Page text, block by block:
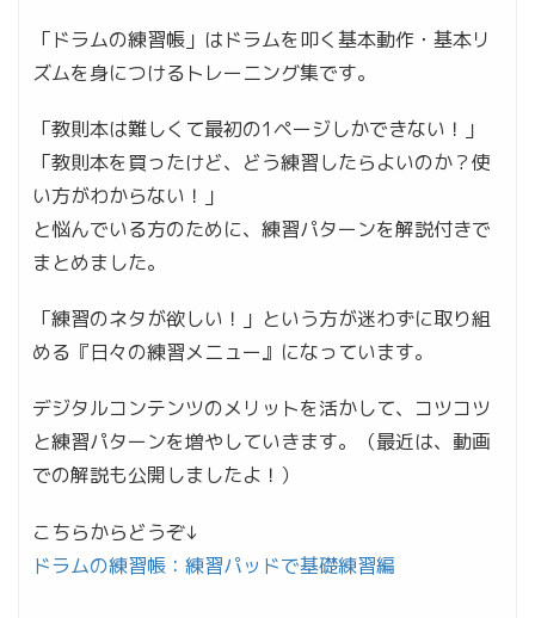
「ドラムの練習帳」はドラムを叩く基本動作・基本リ
ズムを身につけるトレーニング集です。
「教則本は難しくて最初の1ページしかできない！」
「教則本を買ったけど、どう練習したらよいのか？使
い方がわからない！」
と悩んでいる方のために、練習パターンを解説付きで
まとめました。
「練習のネタが欲しい！」という方が迷わずに取り組
める『日々の練習メニュー』になっています。
デジタルコンテンツのメリットを活かして、コツコツ
と練習パターンを増やしていきます。（最近は、動画
での解説も公開しましたよ！）
こちらからどうぞ↓
ドラムの練習帳：練習パッドで基礎練習編